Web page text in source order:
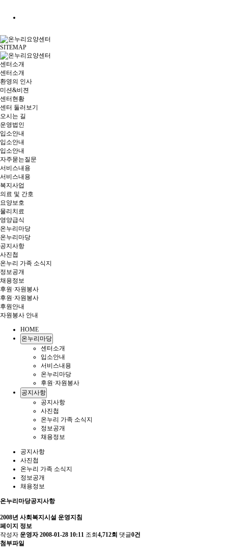
SITEMAP
센터소개
센터소개
환영의 인사
미션&비젼
센터현황
센터 둘러보기
오시는 길
운영법인
입소안내
입소안내
입소안내
자주묻는질문
서비스내용
서비스내용
복지사업
의료 및 간호
요양보호
물리치료
영양급식
온누리마당
온누리마당
공지사항
사진첩
온누리 가족 소식지
정보공개
채용정보
후원·자원봉사
후원·자원봉사
후원안내
자원봉사 안내
HOME
온누리마당
센터소개
입소안내
서비스내용
온누리마당
후원·자원봉사
공지사항
공지사항
사진첩
온누리 가족 소식지
정보공개
채용정보
공지사항
사진첩
온누리 가족 소식지
정보공개
채용정보
온누리마당공지사항
2008년 사회복지시설 운영지침
페이지 정보
작성자 운영자 2008-01-28 10:11 조회 4,712회 댓글0건
첨부파일